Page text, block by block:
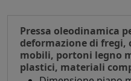
Dimensioni
3300 h
Peso kg 9000
Pressa oleodinamica
deformazione di fregi,
mobili, portoni legno
plastici, materiali